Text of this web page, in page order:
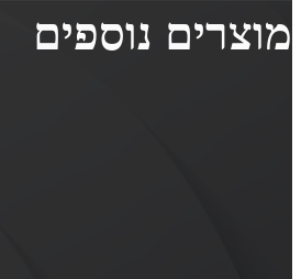
מוצרים נוספים